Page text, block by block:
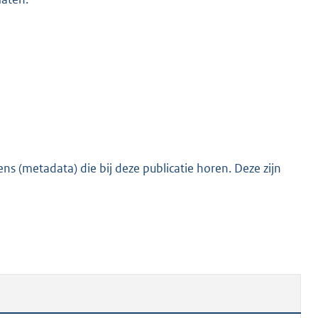
(metadata) die bij deze publicatie horen. Deze zijn